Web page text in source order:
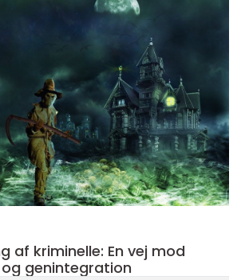
af kriminelle: En vej mod
genintegration